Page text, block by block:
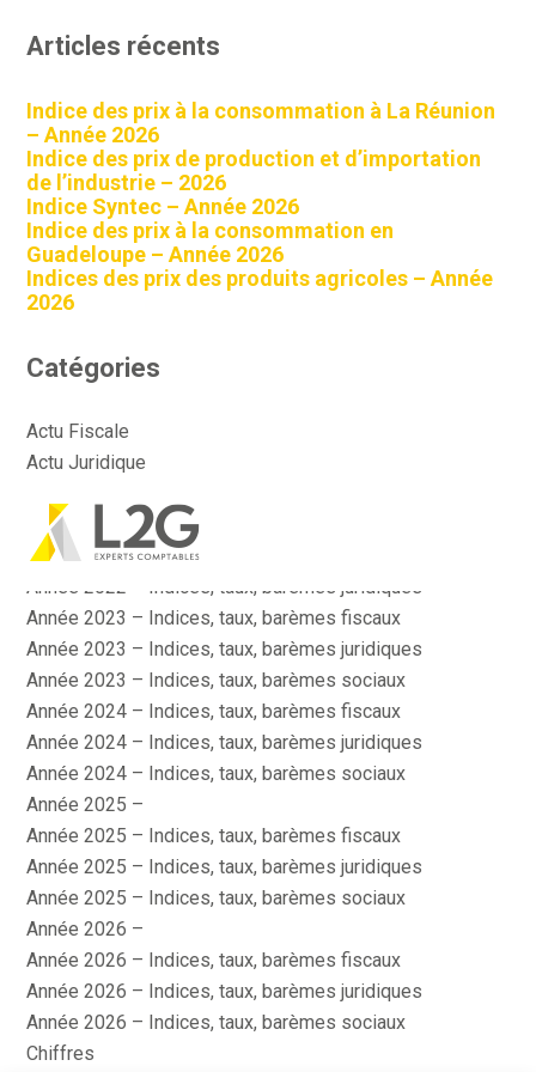
Aller
au
Articles récents
Indice des prix à la consommation à La Réunion
– Année 2026
Indice des prix de production et d’importation
de l’industrie – 2026
Indice Syntec – Année 2026
Indice des prix à la consommation en
Guadeloupe – Année 2026
Indices des prix des produits agricoles – Année
2026
Catégories
Actu Fiscale
Actu Juridique
Actualité
Année 2022 – Indices, taux, barèmes fiscaux
Année 2022 – Indices, taux, barèmes juridiques
Année 2023 – Indices, taux, barèmes fiscaux
Année 2023 – Indices, taux, barèmes juridiques
Année 2023 – Indices, taux, barèmes sociaux
Année 2024 – Indices, taux, barèmes fiscaux
Année 2024 – Indices, taux, barèmes juridiques
Année 2024 – Indices, taux, barèmes sociaux
Année 2025 –
Année 2025 – Indices, taux, barèmes fiscaux
Année 2025 – Indices, taux, barèmes juridiques
Année 2025 – Indices, taux, barèmes sociaux
Année 2026 –
Année 2026 – Indices, taux, barèmes fiscaux
Année 2026 – Indices, taux, barèmes juridiques
Année 2026 – Indices, taux, barèmes sociaux
Chiffres